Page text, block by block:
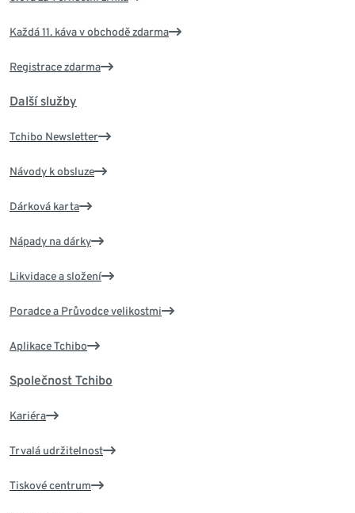
Každá 11. káva v obchodě zdarma
Registrace zdarma
Další služby
Tchibo Newsletter
Návody k obsluze
Dárková karta
Nápady na dárky
Likvidace a složení
Poradce a Průvodce velikostmi
Aplikace Tchibo
Společnost Tchibo
Kariéra
Trvalá udržitelnost
Tiskové centrum